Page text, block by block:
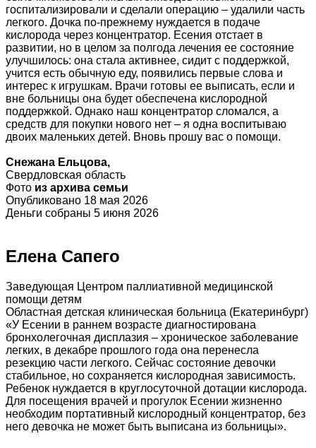
госпитализировали и сделали операцию – удалили часть
легкого. Дочка по-прежнему нуждается в подаче
кислорода через концентратор. Есения отстает в
развитии, но в целом за полгода лечения ее состояние
улучшилось: она стала активнее, сидит с поддержкой,
учится есть обычную еду, появились первые слова и
интерес к игрушкам. Врачи готовы ее выписать, если и
вне больницы она будет обеспечена кислородной
поддержкой. Однако наш концентратор сломался, а
средств для покупки нового нет – я одна воспитываю
двоих маленьких детей. Вновь прошу вас о помощи.
Снежана Ельцова,
Свердловская область
Фото из архива семьи
Опубликовано 18 мая 2026
Деньги собраны 5 июня 2026
Елена Сапего
Заведующая Центром паллиативной медицинской
помощи детям
Областная детская клиническая больница (Екатеринбург)
«У Есении в раннем возрасте диагностирована
бронхолегочная дисплазия – хроническое заболевание
легких, в декабре прошлого года она перенесла
резекцию части легкого. Сейчас состояние девочки
стабильное, но сохраняется кислородная зависимость.
Ребенок нуждается в круглосуточной дотации кислорода.
Для посещения врачей и прогулок Есении жизненно
необходим портативный кислородный концентратор, без
него девочка не может быть выписана из больницы».